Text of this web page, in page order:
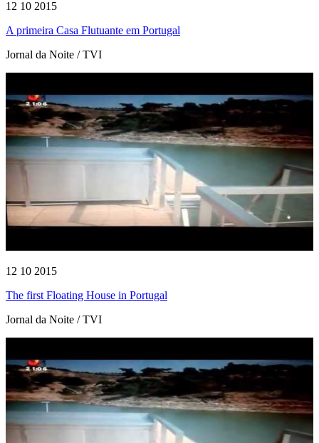
12 10 2015
A primeira Casa Flutuante em Portugal
Jornal da Noite / TVI
12 10 2015
The first Floating House in Portugal
Jornal da Noite / TVI